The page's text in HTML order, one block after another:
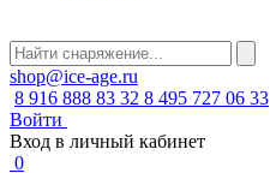
shop@ice-age.ru
8 916 888 83 32 8 495 727 06 33
Войти
Вход в личный кабинет
0